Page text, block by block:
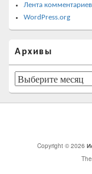
Лента комментариев
WordPress.org
Архивы
Архивы
Copyright © 2026